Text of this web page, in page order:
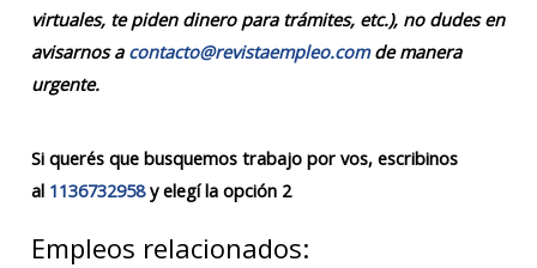
virtuales, te piden dinero para trámites, etc.), no dudes en
avisarnos a contacto@revistaempleo.comde manera
urgente.
Si querés que busquemos trabajo por vos, escribinos
al 1136732958y elegí la opción 2
Empleos relacionados: